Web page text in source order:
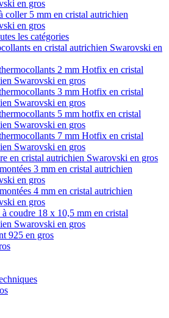
en gros
coller 5 mm en cristal autrichien
en gros
les catégories
en cristal autrichien Swarovski en
2 mm Hotfix en cristal
Swarovski en gros
3 mm Hotfix en cristal
Swarovski en gros
5 mm hotfix en cristal
Swarovski en gros
7 mm Hotfix en cristal
Swarovski en gros
en cristal autrichien Swarovski en gros
3 mm en cristal autrichien
en gros
4 mm en cristal autrichien
en gros
coudre 18 x 10,5 mm en cristal
Swarovski en gros
925 en gros